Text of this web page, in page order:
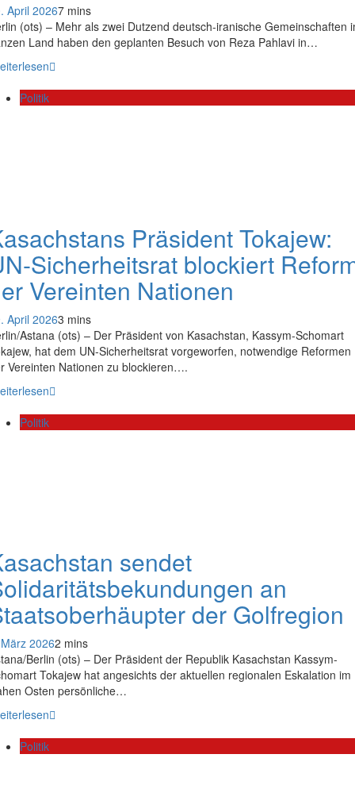
April 20267 mins
(ots) – Mehr als zwei Dutzend deutsch-iranische Gemeinschaften
Land haben den geplanten Besuch von Reza Pahlavi in…
Politik
Präsident Tokajew:
Sicherheitsrat blockiert
Vereinten Nationen
April 20263 mins
Astana (ots) – Der Präsident von Kasachstan, Kassym-Schomart
hat dem UN-Sicherheitsrat vorgeworfen, notwendige Reformen
Vereinten Nationen zu blockieren….
Politik
sendet
an
der Golfregion
20262 mins
Berlin (ots) – Der Präsident der Republik Kasachstan Kassym-
Tokajew hat angesichts der aktuellen regionalen Eskalation im
Osten persönliche…
Politik